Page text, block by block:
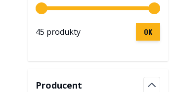
45 produkty OK
Producent